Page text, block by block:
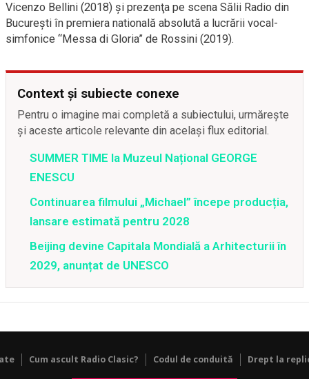
Vicenzo Bellini (2018) şi prezenţa pe scena Sălii Radio din
Bucureşti în premiera natională absolută a lucrării vocal-
simfonice “Messa di Gloria” de Rossini (2019).
Context și subiecte conexe
Pentru o imagine mai completă a subiectului, urmărește
și aceste articole relevante din același flux editorial.
SUMMER TIME la Muzeul Național GEORGE
ENESCU
Continuarea filmului „Michael” începe producția,
lansare estimată pentru 2028
Beijing devine Capitala Mondială a Arhitecturii în
2029, anunțat de UNESCO
Cum ascult Radio Clasic? Codul de conduită Drept la